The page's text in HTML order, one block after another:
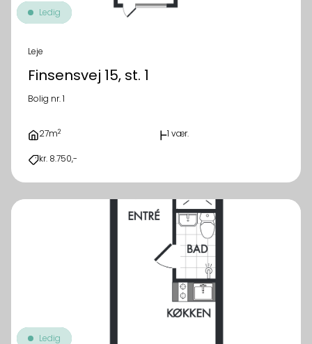
Ledig
Leje
Finsensvej 15, st. 1
Bolig nr. 1
27m2 1 vær.
kr. 8.750,-
Ledig